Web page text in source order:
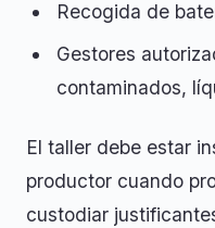
Recogida de
Gestores
contaminados,
El taller debe estar
productor cuando
custodiar